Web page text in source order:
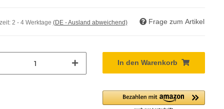
2 - 4 Werktage (DE - Ausland abweichend) Frage zum Artikel
In den Warenkorb